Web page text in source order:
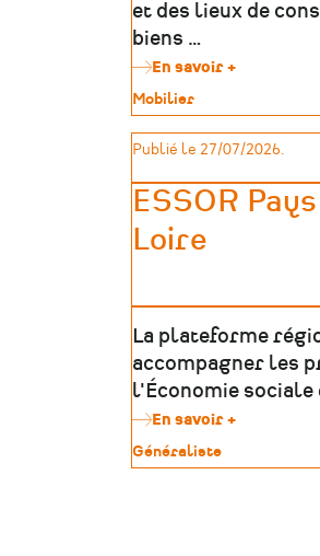
et des lieux de
biens …
En savoir +
de
sûreté
Type
de
patrimoine
Mobilier
Publié le 27/07/2026.
ESSOR
Loire
La plateforme
accompagner les
l'Économie
En savoir +
Type
de
Généraliste